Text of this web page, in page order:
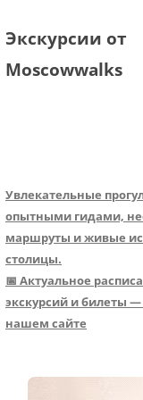
Экскурсии от
Moscowwalks
Увлекательные
опытными гидами,
маршруты и живые
столицы.
📅 Актуальное
экскурсий и билеты —
нашем сайте